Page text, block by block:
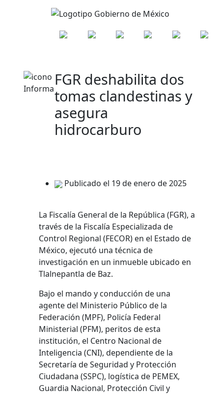
FGR deshabilita dos
tomas clandestinas y
asegura
hidrocarburo
Publicado el 19 de enero de 2025
La Fiscalía General de la República (FGR), a
través de la Fiscalía Especializada de
Control Regional (FECOR) en el Estado de
México, ejecutó una técnica de
investigación en un inmueble ubicado en
Tlalnepantla de Baz.
Bajo el mando y conducción de una
agente del Ministerio Público de la
Federación (MPF), Policía Federal
Ministerial (PFM), peritos de esta
institución, el Centro Nacional de
Inteligencia (CNI), dependiente de la
Secretaría de Seguridad y Protección
Ciudadana (SSPC), logística de PEMEX,
Guardia Nacional, Protección Civil y